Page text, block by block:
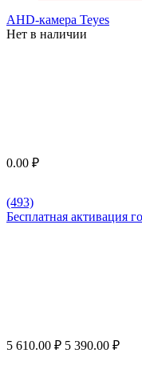
AHD-камера Teyes
Нет в наличии
0.00 ₽
(493)
Бесплатная активация
5 610.00 ₽ 5 390.00 ₽